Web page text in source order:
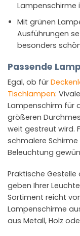
Lampenschirme
Mit grünen
Ausführungen
besonders
Passende
Egal, ob für
Tischlampen:
Lampenschirm für
größeren
weit gestreut wird.
schmalere
Beleuchtung
Praktische
geben Ihrer
Sortiment reicht
Lampenschirme
aus Metall, Holz